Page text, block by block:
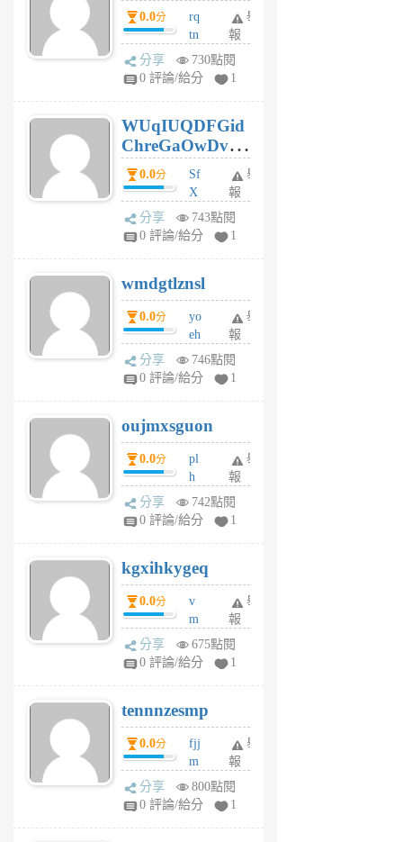
0.0分
rq
tn
jt
gl
個
月
前
舉
報
分享
730點閱
0 評論/給分
1
WUqIUQDFGid
ChreGaOwDv
dY0.0分
Sf
X
Pe
Jc
R
P
m
v
A
V
個
月
前
舉
報
分享
743點閱
0 評論/給分
1
wmdgtlznsl
0.0分
yo
eh
ld
gy
個
月
前
舉
報
分享
746點閱
0 評論/給分
1
oujmxsguon
0.0分
pl
h
wi
w
6
個
月
前
舉
報
分享
742點閱
0 評論/給分
1
kgxihkygeq
0.0分
v
m
sg
sr
6
個
月
前
舉
報
分享
675點閱
0 評論/給分
1
tennnzesmp
0.0分
fjj
m
w
rs
舉
報
分享
800點閱
0 評論/給分
1